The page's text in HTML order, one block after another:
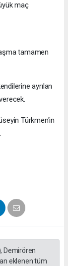
maç
tamamen
ayrılan
Türkmen'in
Demirören
eklenen tüm